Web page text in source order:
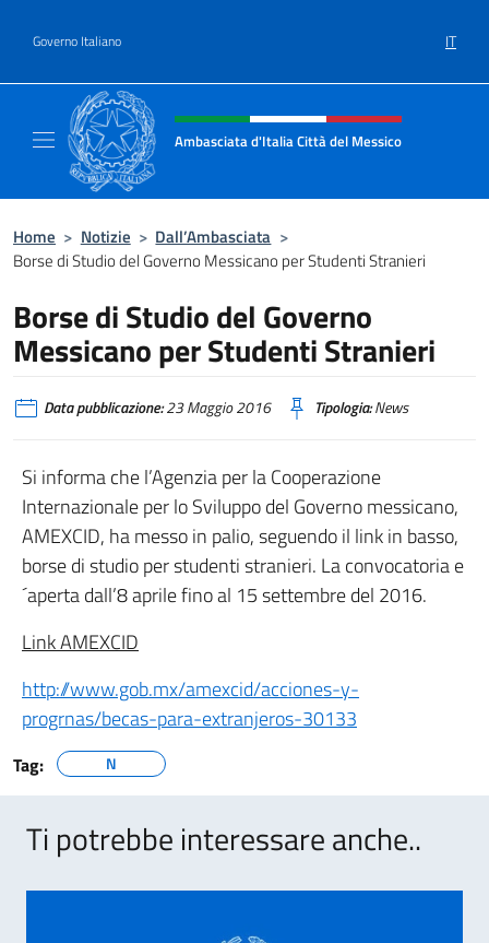
Governo Italiano IT
Intestazione sito, social e menù
Ambasciata d'Italia Città del Messico
Home > Notizie > Dall’Ambasciata >
Borse di Studio del Governo Messicano per Studenti Stranieri
Borse di Studio del Governo
Messicano per Studenti Stranieri
Data pubblicazione:23 Maggio 2016 Tipologia:News
Si informa che l’Agenzia per la Cooperazione
Internazionale per lo Sviluppo del Governo messicano,
AMEXCID, ha messo in palio, seguendo il link in basso,
borse di studio per studenti stranieri. La convocatoria e
´aperta dall’8 aprile fino al 15 settembre del 2016.
Link AMEXCID
http://www.gob.mx/amexcid/acciones-y-
progrnas/becas-para-extranjeros-30133
Tag: N
Ti potrebbe interessare anche..